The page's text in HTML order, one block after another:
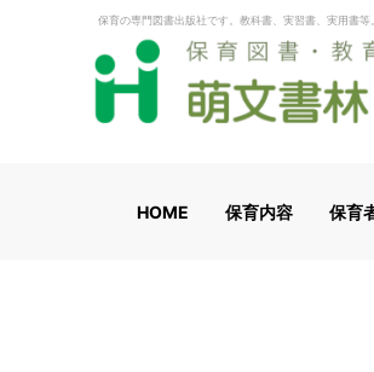
保育の専門図書出版社です。教科書、実習書、実用書等。
HOME 保育内容 保育